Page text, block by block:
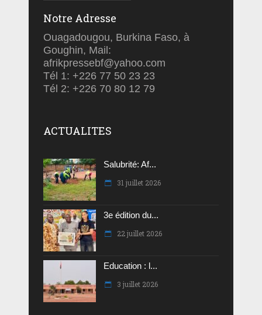
Notre Adresse
Ouagadougou, Burkina Faso, à
Goughin, Mail:
afrikpressebf@yahoo.com
Tél 1: +226 77 50 23 23
Tél 2: +226 70 80 12 79
ACTUALITES
Salubrité: Af...
31 juillet 2026
3e édition du...
22 juillet 2026
Education : l...
3 juillet 2026